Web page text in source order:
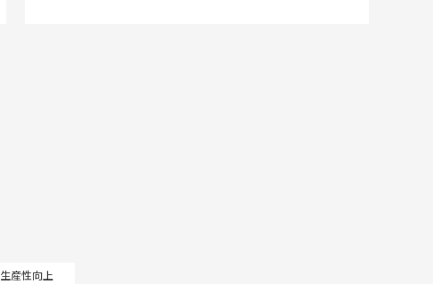
生産性向上